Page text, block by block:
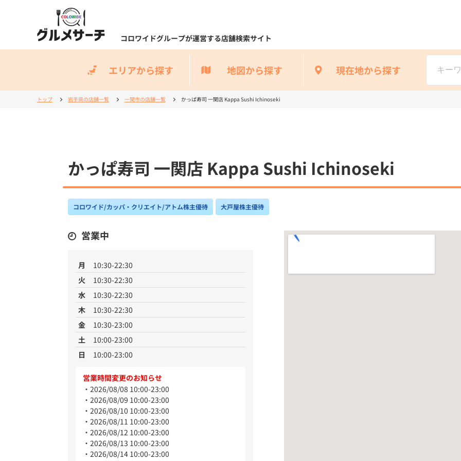
コロワイドグループが運営する店舗検索サイト
エリアから探す 地図から探す 現在地から探す
トップ 岩手県の店舗一覧 一関市の店舗一覧 かっぱ寿司 一関店 Kappa Sushi Ichinoseki
かっぱ寿司 一関店 Kappa Sushi Ichinoseki
コロワイド/カッパ・クリエイト/アトム株主優待 大戸屋株主優待
営業中
月
10:30-22:30
火
10:30-22:30
水
10:30-22:30
木
10:30-22:30
金
10:30-23:00
土
10:00-23:00
日
10:00-23:00
営業時間変更のお知らせ
2026/08/08 10:00-23:00
2026/08/09 10:00-23:00
2026/08/10 10:00-23:00
2026/08/11 10:00-23:00
2026/08/12 10:00-23:00
2026/08/13 10:00-23:00
2026/08/14 10:00-23:00